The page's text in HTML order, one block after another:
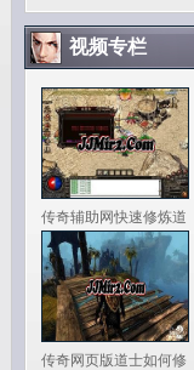
视频专栏
传奇辅助网快速修炼道
传奇网页版道士如何修